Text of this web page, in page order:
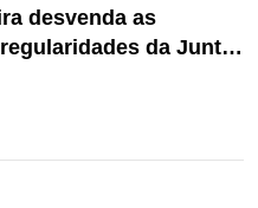
desvenda as
da Junta
S. João de Ver